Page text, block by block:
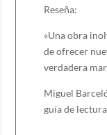
Reseña:
«Una obra
de ofrecer
verdadera
Miguel
guía de lectura